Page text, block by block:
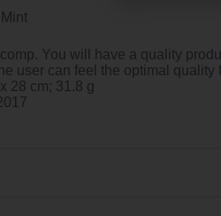
You will have a quality
user can feel the optimal
: ‎ 50 x 50 x 28 cm; 31.8 g
2017